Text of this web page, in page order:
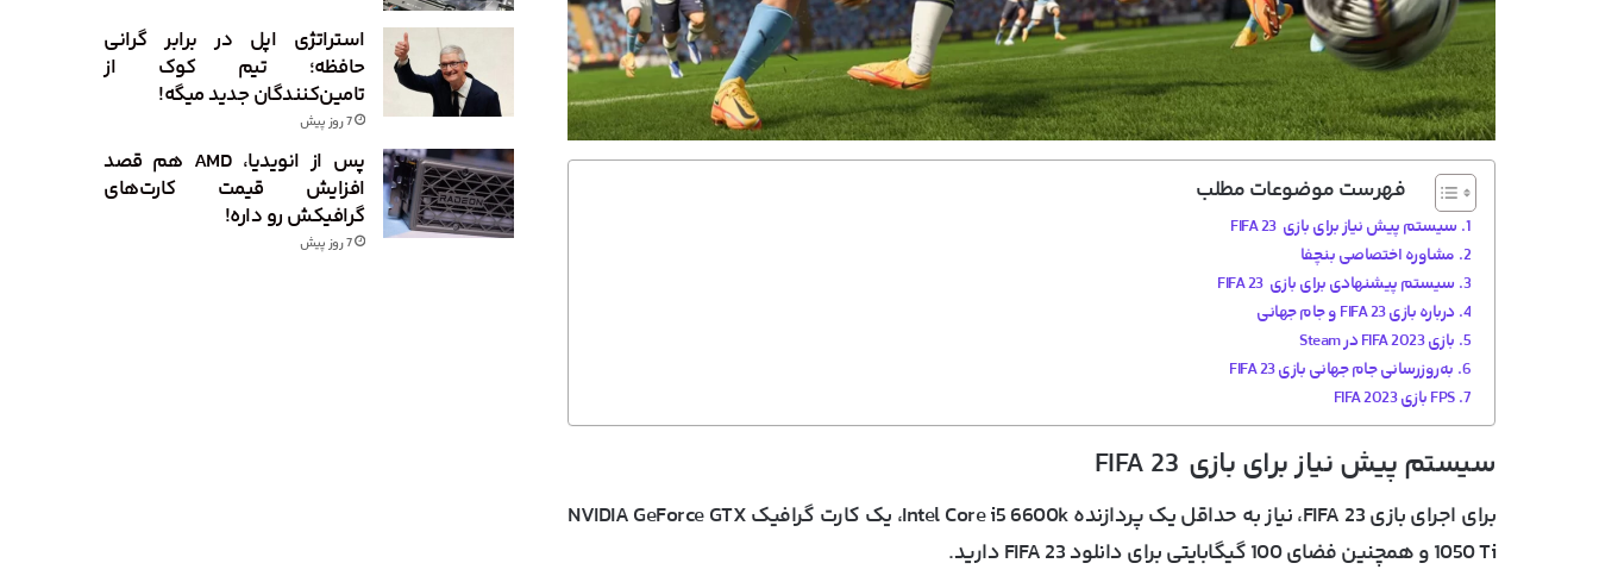
فهرست موضوعات مطلب
سیستم پیش نیاز برای بازی FIFA 23
مشاوره اختصاصی بنچفا
سیستم پیشنهادی برای بازی FIFA 23
درباره بازی FIFA 23 و جام جهانی
بازی FIFA 2023 در Steam
به‌روزرسانی جام جهانی بازی FIFA 23
FPS بازی FIFA 2023
سیستم پیش نیاز برای بازی FIFA 23
برای اجرای بازی FIFA 23، نیاز به حداقل یک پردازنده Intel Core i5 6600k، یک کارت گرافیک NVIDIA GeForce GTX
1050 Ti و همچنین فضای 100 گیگابایتی برای دانلود FIFA 23 دارید.
استراتژی اپل در برابر گرانی
حافظه؛ تیم کوک از
تامین‌کنندگان جدید میگه!
7 روز پیش
پس از انویدیا، AMD هم قصد
افزایش قیمت کارت‌های
گرافیکش رو داره!
7 روز پیش